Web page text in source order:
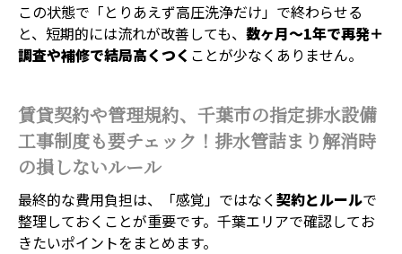
この状態で「とりあえず高圧洗浄だけ」で終わらせる
と、短期的には流れが改善しても、 数ヶ月〜1年で再発＋
調査や補修で結局高くつく ことが少なくありません。
賃貸契約や管理規約、千葉市の指定排水設備
工事制度も要チェック！排水管詰まり解消時
の損しないルール
最終的な費用負担は、「感覚」ではなく契約とルールで
整理しておくことが重要です。千葉エリアで確認してお
きたいポイントをまとめます。